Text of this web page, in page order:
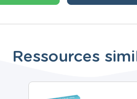
Ressources